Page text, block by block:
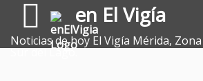
en El Vigía
Noticias de hoy El Vigía Mérida,
Sur del Lago.